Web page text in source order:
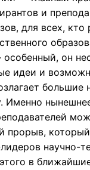
и
для всех, кто
он
идеи и
большие
Именно
прорыв,
научно-
в